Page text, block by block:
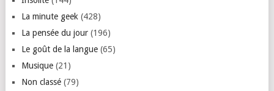
La minute geek (428)
La pensée du jour(196)
Le goût de la langue(65)
Musique(21)
Non classé(79)